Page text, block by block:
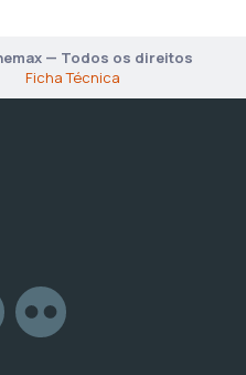
— Todos os direitos
Ficha Técnica